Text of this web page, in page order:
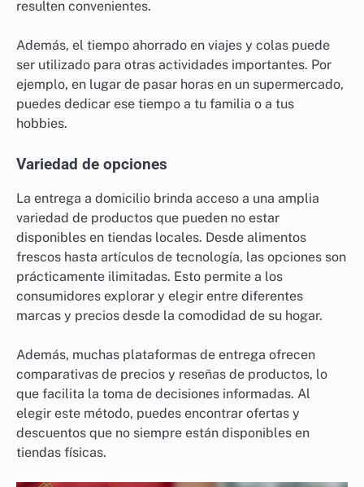
resulten convenientes.
Además, el tiempo ahorrado en viajes y colas puede
ser utilizado para otras actividades importantes. Por
ejemplo, en lugar de pasar horas en un supermercado,
puedes dedicar ese tiempo a tu familia o a tus
hobbies.
Variedad de opciones
La entrega a domicilio brinda acceso a una amplia
variedad de productos que pueden no estar
disponibles en tiendas locales. Desde alimentos
frescos hasta artículos de tecnología, las opciones son
prácticamente ilimitadas. Esto permite a los
consumidores explorar y elegir entre diferentes
marcas y precios desde la comodidad de su hogar.
Además, muchas plataformas de entrega ofrecen
comparativas de precios y reseñas de productos, lo
que facilita la toma de decisiones informadas. Al
elegir este método, puedes encontrar ofertas y
descuentos que no siempre están disponibles en
tiendas físicas.